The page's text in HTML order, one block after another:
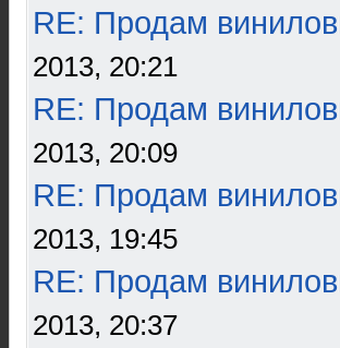
RE: Продам
2013, 20:21
RE: Продам
2013, 20:09
RE: Продам
2013, 19:45
RE: Продам
2013, 20:37